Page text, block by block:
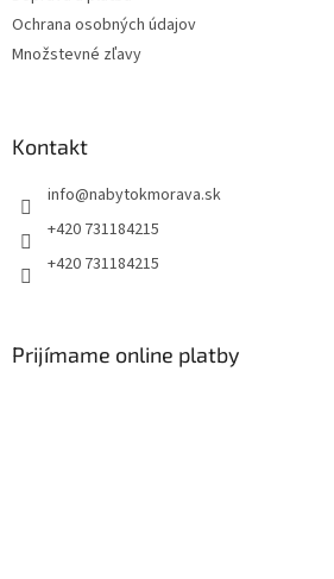
Ochrana osobných údajov
Množstevné zľavy
Kontakt
info@nabytokmorava.sk
+420 731184215
+420 731184215
Prijímame online platby